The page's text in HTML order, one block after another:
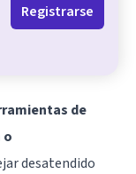
Registrarse
de
o
desatendido